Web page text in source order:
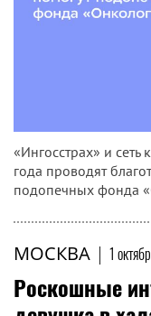
«Ингосстрах» и
года проводят
подопечных фонда
МОСКВА | 1
Роскошные